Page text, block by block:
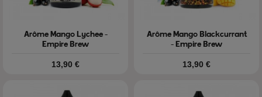
Arôme Mango Lychee -
Empire Brew
Prix
13,90 €
Arôme Mango Blackcurrant
- Empire Brew
Prix
13,90 €